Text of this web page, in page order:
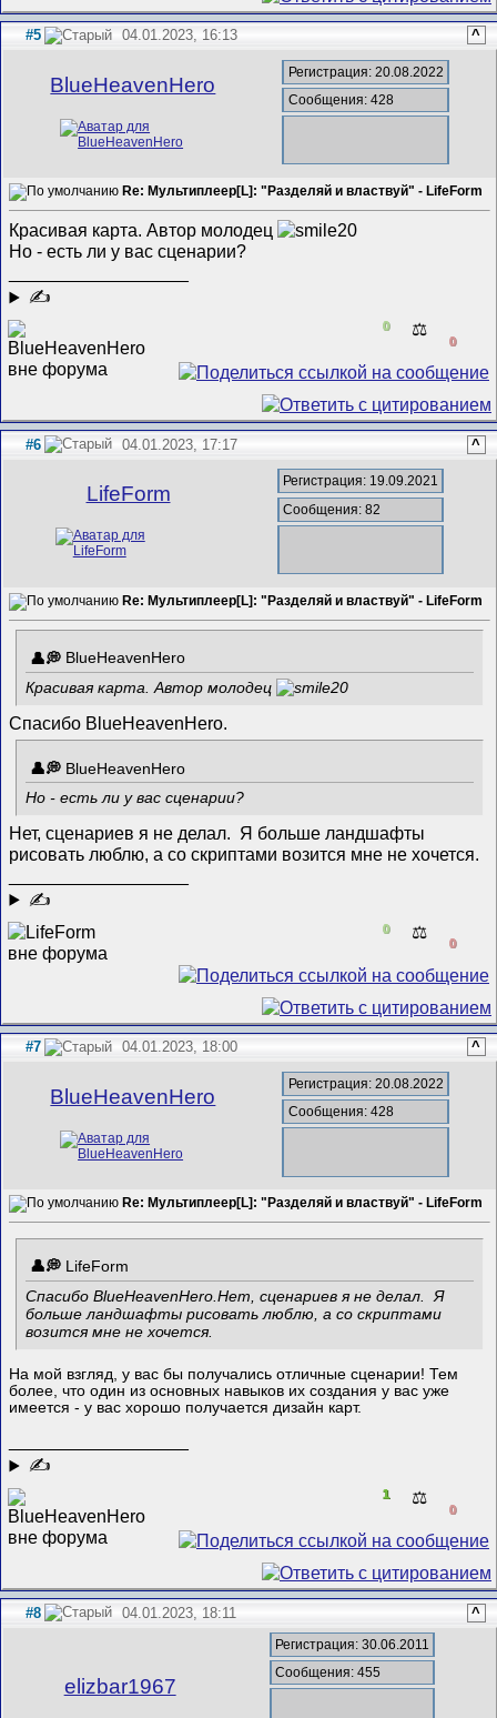
#5 04.01.2023, 16:13 ^
BlueHeavenHero
Регистрация: 20.08.2022
Сообщения: 428
Re: Мультиплеер[L]: "Разделяй и властвуй" - LifeForm
Красивая карта. Автор молодец
Но - есть ли у вас сценарии?
✍
0 ⚖️
0
#6 04.01.2023, 17:17 ^
LifeForm
Регистрация: 19.09.2021
Сообщения: 82
Re: Мультиплеер[L]: "Разделяй и властвуй" - LifeForm
BlueHeavenHero
Красивая карта. Автор молодец
Спасибо BlueHeavenHero.
BlueHeavenHero
Но - есть ли у вас сценарии?
Нет, сценариев я не делал. Я больше ландшафты
рисовать люблю, а со скриптами возится мне не хочется.
✍
0 ⚖️
0
#7 04.01.2023, 18:00 ^
BlueHeavenHero
Регистрация: 20.08.2022
Сообщения: 428
Re: Мультиплеер[L]: "Разделяй и властвуй" - LifeForm
LifeForm
Спасибо BlueHeavenHero.Нет, сценариев я не делал. Я
больше ландшафты рисовать люблю, а со скриптами
возится мне не хочется.
На мой взгляд, у вас бы получались отличные сценарии! Тем
более, что один из основных навыков их создания у вас уже
имеется - у вас хорошо получается дизайн карт.
✍
1 ⚖️
0
#8 04.01.2023, 18:11 ^
elizbar1967
Регистрация: 30.06.2011
Сообщения: 455